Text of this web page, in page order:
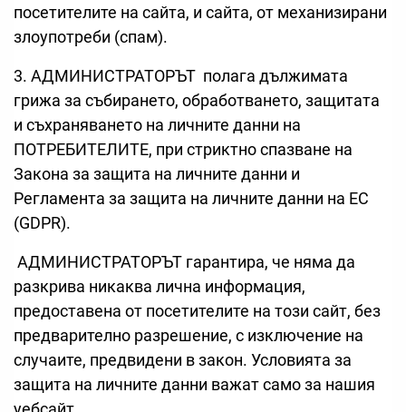
посетителите на сайта, и сайта, от механизирани
злоупотреби (спам).
3. АДМИНИСТРАТОРЪТ полага дължимата
грижа за събирането, обработването, защитата
и съхраняването на личните данни на
ПОТРЕБИТЕЛИТЕ, при стриктно спазване на
Закона за защита на личните данни и
Регламента за защита на личните данни на ЕС
(GDPR).
АДМИНИСТРАТОРЪТ гарантира, че няма да
разкрива никаква лична информация,
предоставена от посетителите на този сайт, без
предварително разрешение, с изключение на
случаите, предвидени в закон. Условията за
защита на личните данни важат само за нашия